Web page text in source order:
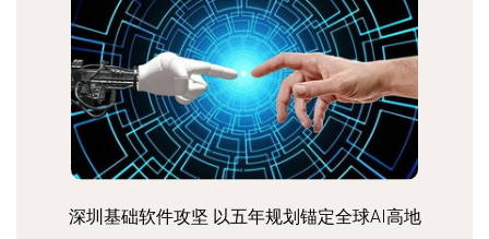
深圳基础软件攻坚 以五年规划锚定全球AI高地